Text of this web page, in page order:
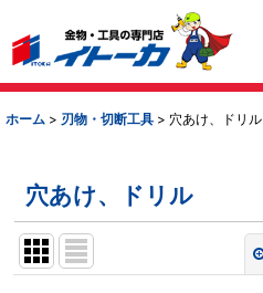
ホーム > 刃物・切断工具 > 穴あけ、ドリル
穴あけ、ドリル